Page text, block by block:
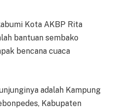
Kota AKBP Rita
bantuan sembako
bencana cuaca
adalah Kampung
Kabupaten